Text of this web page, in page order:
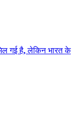
गई है, लेकिन भारत के